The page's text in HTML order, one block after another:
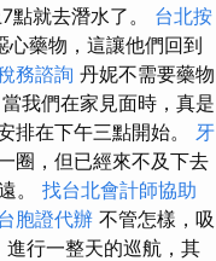
點就去潛水了。 台北按
心藥物，這讓他們回到
務諮詢 丹妮不需要藥物
當我們在家見面時，真是
排在下午三點開始。
牙
圈，但已經來不及下去
。 找台北會計師協助
胞證代辦 不管怎樣，吸
行一整天的巡航，其